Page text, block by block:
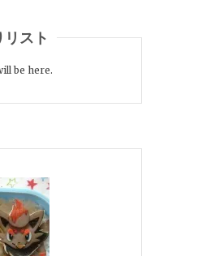
スト
be here.